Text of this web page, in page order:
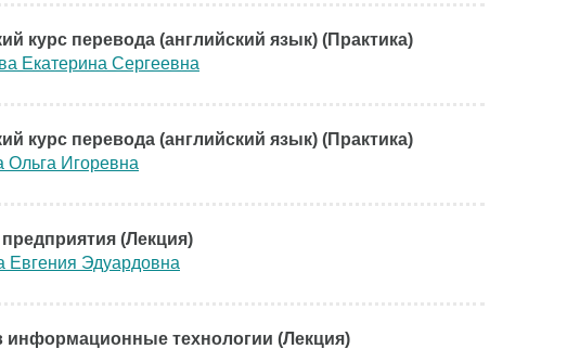
курс перевода (английский язык) (Практика)
Екатерина Сергеевна
курс перевода (английский язык) (Практика)
Ольга Игоревна
(Лекция)
Евгения Эдуардовна
информационные технологии (Лекция)